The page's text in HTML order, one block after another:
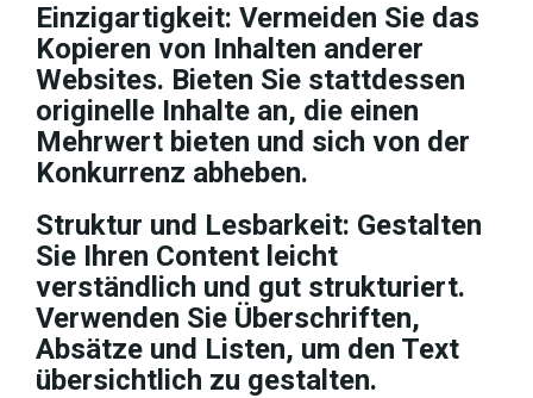
Einzigartigkeit: Vermeiden Sie das
Kopieren von Inhalten anderer
Websites. Bieten Sie stattdessen
originelle Inhalte an, die einen
Mehrwert bieten und sich von der
Konkurrenz abheben.
Struktur und Lesbarkeit: Gestalten
Sie Ihren Content leicht
verständlich und gut strukturiert.
Verwenden Sie Überschriften,
Absätze und Listen, um den Text
übersichtlich zu gestalten.